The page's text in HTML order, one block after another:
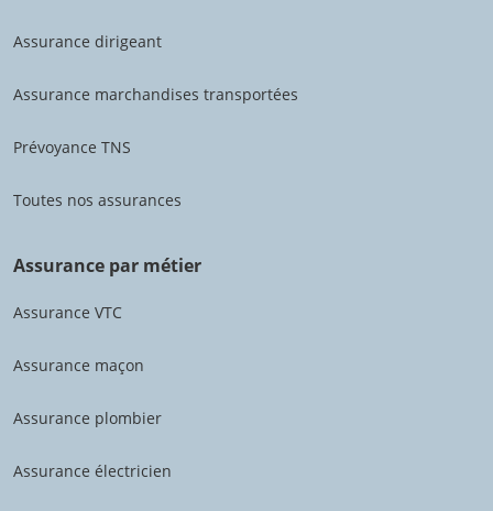
Assurance dirigeant
Assurance marchandises transportées
Prévoyance TNS
Toutes nos assurances
Assurance par métier
Assurance VTC
Assurance maçon
Assurance plombier
Assurance électricien